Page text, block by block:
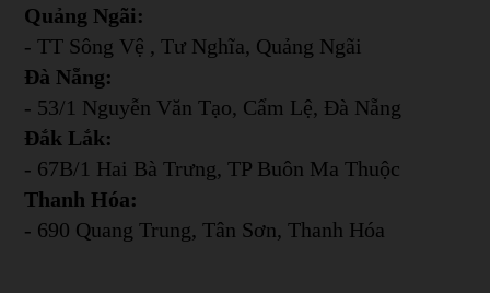
Quảng Ngãi:
- TT Sông Vệ , Tư Nghĩa, Quảng Ngãi
Đà Nẵng:
- 53/1 Nguyễn Văn Tạo, Cẩm Lệ, Đà Nẵng
Đắk Lắk:
- 67B/1 Hai Bà Trưng, TP Buôn Ma Thuộc
Thanh Hóa:
- 690 Quang Trung, Tân Sơn, Thanh Hóa